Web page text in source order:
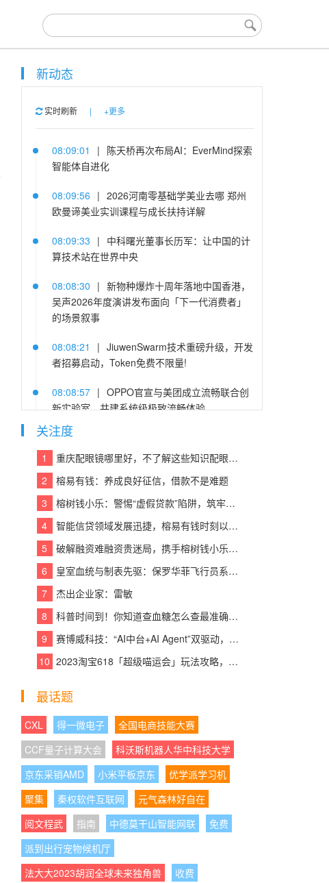
新动态
实时刷新 | +更多
08:09:01 | 陈天桥再次布局AI：EverMind探索
智能体自进化
08:09:56 | ​2026河南零基础学美业去哪 郑州
欧曼谛美业实训课程与成长扶持详解
08:09:33 | 中科曙光董事长历军：让中国的计
算技术站在世界中央
08:08:30 | 新物种爆炸十周年落地中国香港，
吴声2026年度演讲发布面向「下一代消费者」
的场景叙事
08:08:21 | JiuwenSwarm技术重磅升级，开发
者招募启动，Token免费不限量!
08:08:57 | OPPO官宣与美团成立流畅联合创
新实验室，共建系统级极致流畅体验
08:08:24
数据集团打造国家级数据价值化标杆
08:08:50 |
技嘉推出钛金雕1600PG5 AI TOP
电源：为发烧级主机与本地AI算力打造旗舰供电
方案
08:08:32 | 把产品、工艺、案例沉淀为数字资
产：向量纪元内容资产建设介绍
08:08:12 | 2026 家用脱毛答疑：残留毛茬会
伤肤、没效果？正确操作一次性讲清
08:08:38 | 十八年，蒙娜丽莎微笑节一直在每
个“家”的故事里
PixPix把AI视频价格打到4.6折
08:08:31 |
硬核启航·域见未来——硬之城启用
YZCX.com，加速迈向物理AI智造引擎
08:08:55 | 极氪7X 105km/h后碰拆车验证，金
砖电池经得起“甄”考验
08:07:42 | 一组数据看懂2026上半年电摩：头
部企业筑壁垒，产品线加速细分化
08:07:01 | 库存周期缩短一半，厨房家居头部
电商品牌用WPS Comate重构经营流程
关注度
1
重庆配眼镜哪里好，不了解这些知识配眼镜会被坑！
2
榕易有钱：养成良好征信，借款不是难题
3
榕树钱小乐：警惕“虚假贷款”陷阱，筑牢反诈“防火墙”
4
智能信贷领域发展迅捷，榕易有钱时刻以客户为中心，回报每一份信任
5
破解融资难融资贵迷局，携手榕树钱小乐，让贷款成功触手可及
6
皇室血统与制表先驱：保罗华菲飞行员系列与百达翡丽Calatrava的百年对话
7
杰出企业家：雷敏
8
科普时间到！你知道查血糖怎么查最准确吗？
9
赛博威科技：“AI中台+AI Agent”双驱动，【CYBER AI】智赋打造企业级AI大脑
10 2023淘宝618「超级喵运会」玩法攻略，领喵币升级猫猫瓜分5亿，附618红包口
最话题
CXL 得一微电子
全国电商技能大赛
CCF量子计算大会
科沃斯机器人华中科技大学
京东采销AMD
小米平板京东
优学派学习机
聚集
秦权软件互联网
元气森林好自在
阅文程武
指南 中德莫干山智能网联
免费
派到出行宠物候机厅
法大大2023胡润全球未来独角兽
收费